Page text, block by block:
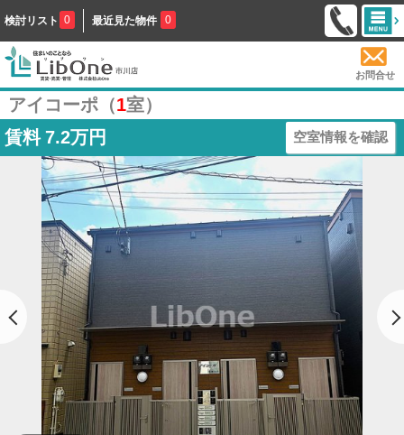
検討リスト 0 最近見た物件 0
お問合せ
アイコーポ（1室）
賃料 7.2万円 空室情報を確認